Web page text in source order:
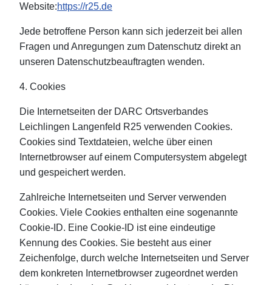
Website:https://r25.de
Jede betroffene Person kann sich jederzeit bei allen
Fragen und Anregungen zum Datenschutz direkt an
unseren Datenschutzbeauftragten wenden.
4. Cookies
Die Internetseiten der DARC Ortsverbandes
Leichlingen Langenfeld R25 verwenden Cookies.
Cookies sind Textdateien, welche über einen
Internetbrowser auf einem Computersystem abgelegt
und gespeichert werden.
Zahlreiche Internetseiten und Server verwenden
Cookies. Viele Cookies enthalten eine sogenannte
Cookie-ID. Eine Cookie-ID ist eine eindeutige
Kennung des Cookies. Sie besteht aus einer
Zeichenfolge, durch welche Internetseiten und Server
dem konkreten Internetbrowser zugeordnet werden